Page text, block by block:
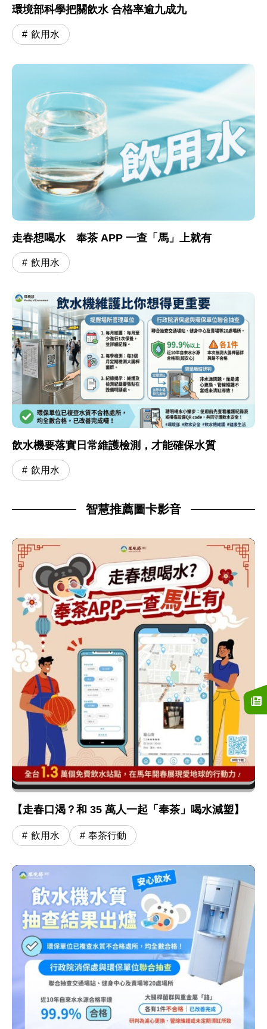
環境部科學把關飲水 合格率逾九成九
飲用水
走春想喝水 奉茶 APP 一查「馬」上就有
飲用水
飲水機要落實日常維護檢測，才能確保水質
飲用水
智慧推薦圖卡影音
【走春口渴？和 35 萬人一起「奉茶」喝水減塑】
飲用水 奉茶行動